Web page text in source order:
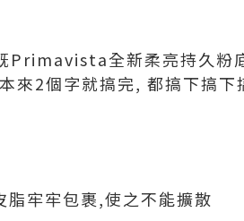
Primavista全新柔亮持久粉
來2個字就搞完, 都搞下搞下
牢牢包裹,使之不能擴散